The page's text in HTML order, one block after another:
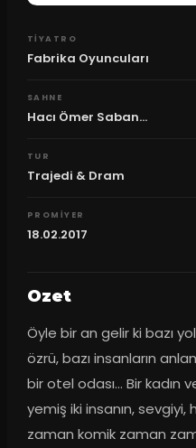
TIYATRO
Fabrika Oyuncuları
SAHNE
Hacı Ömer Saban...
TUR
Trajedi & Dram
PROMIYER
18.02.2017
Ozet
Öyle bir an gelir ki bazı
özrü, bazı insanların
bir otel odası... Bir kadın
yemiş iki insanın, sevgiyi,
zaman komik zaman